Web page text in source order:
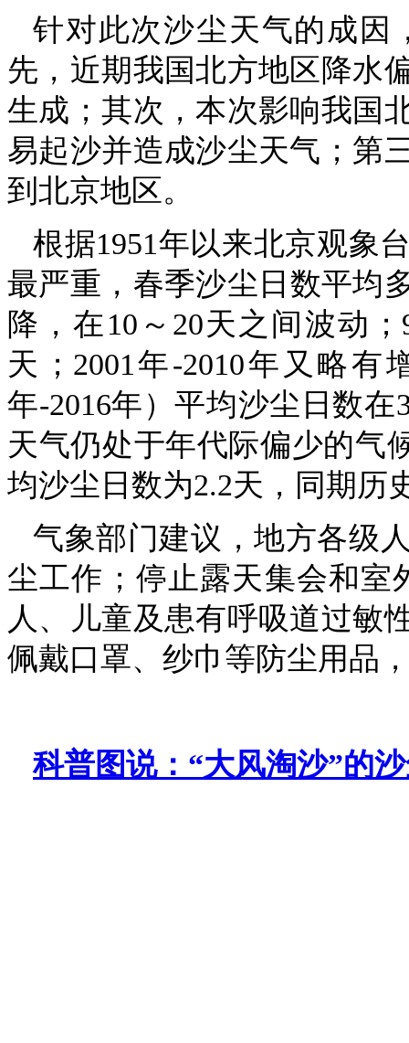
针对此次沙尘天气的成因
先，近期我国北方地区降水
生成；其次，本次影响我国
易起沙并造成沙尘天气；第
到北京地区。
根据1951年以来北京观象
最严重，春季沙尘日数平均
降，在10～20天之间波动
天；2001年-2010年又略有
年-2016年）平均沙尘日数
天气仍处于年代际偏少的气
均沙尘日数为2.2天，同期历
气象部门建议，地方各级
尘工作；停止露天集会和室
人、儿童及患有呼吸道过敏
佩戴口罩、纱巾等防尘用品
科普图说：“大风淘沙”的